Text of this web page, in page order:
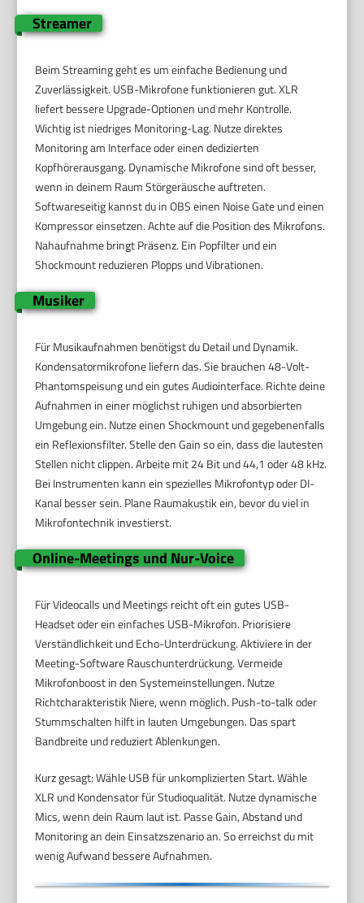
Streamer
Beim Streaming geht es um einfache Bedienung und
Zuverlässigkeit. USB-Mikrofone funktionieren gut. XLR
liefert bessere Upgrade-Optionen und mehr Kontrolle.
Wichtig ist niedriges Monitoring-Lag. Nutze direktes
Monitoring am Interface oder einen dedizierten
Kopfhörerausgang. Dynamische Mikrofone sind oft besser,
wenn in deinem Raum Störgeräusche auftreten.
Softwareseitig kannst du in OBS einen Noise Gate und einen
Kompressor einsetzen. Achte auf die Position des Mikrofons.
Nahaufnahme bringt Präsenz. Ein Popfilter und ein
Shockmount reduzieren Plopps und Vibrationen.
Musiker
Für Musikaufnahmen benötigst du Detail und Dynamik.
Kondensatormikrofone liefern das. Sie brauchen 48-Volt-
Phantomspeisung und ein gutes Audiointerface. Richte deine
Aufnahmen in einer möglichst ruhigen und absorbierten
Umgebung ein. Nutze einen Shockmount und gegebenenfalls
ein Reflexionsfilter. Stelle den Gain so ein, dass die lautesten
Stellen nicht clippen. Arbeite mit 24 Bit und 44,1 oder 48 kHz.
Bei Instrumenten kann ein spezielles Mikrofontyp oder DI-
Kanal besser sein. Plane Raumakustik ein, bevor du viel in
Mikrofontechnik investierst.
Online-Meetings und Nur-Voice
Für Videocalls und Meetings reicht oft ein gutes USB-
Headset oder ein einfaches USB-Mikrofon. Priorisiere
Verständlichkeit und Echo-Unterdrückung. Aktiviere in der
Meeting-Software Rauschunterdrückung. Vermeide
Mikrofonboost in den Systemeinstellungen. Nutze
Richtcharakteristik Niere, wenn möglich. Push-to-talk oder
Stummschalten hilft in lauten Umgebungen. Das spart
Bandbreite und reduziert Ablenkungen.
Kurz gesagt: Wähle USB für unkomplizierten Start. Wähle
XLR und Kondensator für Studioqualität. Nutze dynamische
Mics, wenn dein Raum laut ist. Passe Gain, Abstand und
Monitoring an dein Einsatzszenario an. So erreichst du mit
wenig Aufwand bessere Aufnahmen.